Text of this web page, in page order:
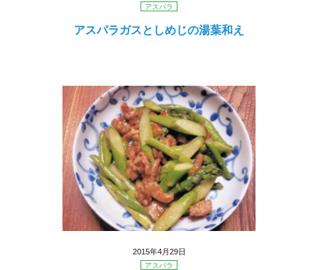
アスパラ
アスパラガスとしめじの湯葉和え
2015年4月29日
アスパラ